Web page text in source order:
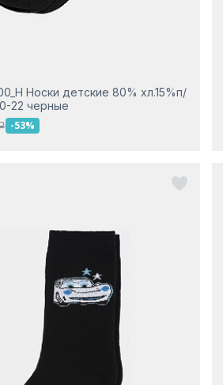
Носки детские 80% хл.15%п/
22 черные
-53%